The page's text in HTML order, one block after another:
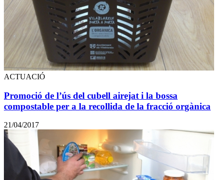
ACTUACIÓ
Promoció de l’ús del cubell airejat i la bossa
compostable per a la recollida de la fracció orgànica
21/04/2017